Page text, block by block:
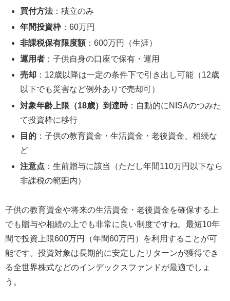
買付方法：積立のみ
年間投資枠：60万円
非課税保有限度額：600万円（生涯）
運用者 ：子供自身の口座で保有・運用
売却 ：12歳以降は一定の条件下で引き出し可能（12歳
以下でも災害など例外ありで売却可）
対象年齢上限（18歳）到達時：自動的にNISAのつみた
て投資枠に移行
目的 ：子供の教育資金・生活資金・老後資金、相続な
ど
注意点 ：生前贈与に該当（ただし年間110万円以下なら
非課税の範囲内）
子供の教育資金や将来の生活資金・老後資金を確保する上
でも贈与や相続の上でも非常に良い制度ですね。最短10年
間で投資上限600万円（年間60万円）を利用することが可
能です。投資対象は長期的に安定したリターンが獲得でき
る全世界株式などのインデックスファンドが最適でしょ
う。